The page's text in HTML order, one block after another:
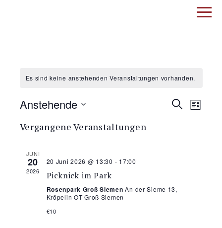
Es sind keine anstehenden Veranstaltungen vorhanden.
SucheListe
Anstehende
wählen.
Vergangene Veranstaltungen
JUNI
20
2026
20 Juni 2026 @ 13:30 - 17:00
Picknick im Park
Rosenpark Groß SiemenAn der Sieme 13,
Kröpelin OT Groß Siemen
€10